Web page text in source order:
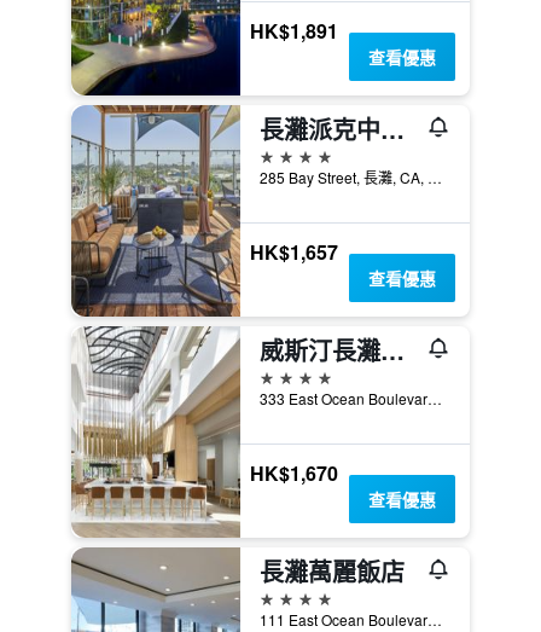
HK$1,891
查看優惠
長灘派克中心凱悅酒店
4星級
285 Bay Street, 長灘, CA, 美國
HK$1,657
查看優惠
威斯汀長灘酒店
4星級
333 East Ocean Boulevard, 長灘, CA, 美國
HK$1,670
查看優惠
長灘萬麗飯店
4星級
111 East Ocean Boulevard, 長灘, CA, 美國